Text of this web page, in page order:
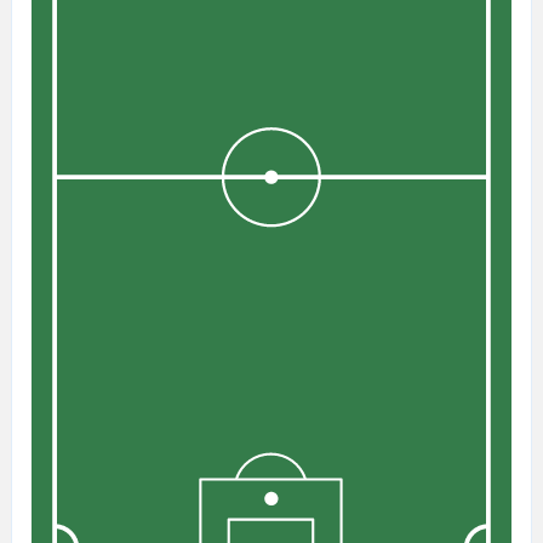
находит партнера по команде в
штрафной.
Англия совершает вбрасывание на
опасной атакой.
20'
Майкл Боксал из команды Новая